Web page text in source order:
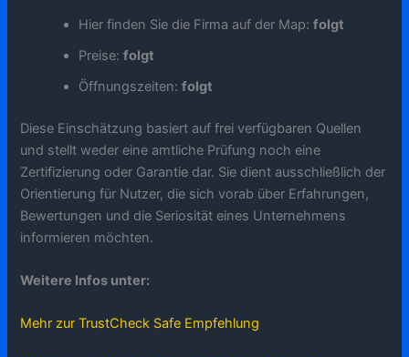
Hier finden Sie die Firma auf der Map:folgt
Preise:folgt
Öffnungszeiten:folgt
Diese Einschätzung basiert auf frei verfügbaren Quellen
und stellt weder eine amtliche Prüfung noch eine
Zertifizierung oder Garantie dar. Sie dient ausschließlich der
Orientierung für Nutzer, die sich vorab über Erfahrungen,
Bewertungen und die Seriosität eines Unternehmens
informieren möchten.
Weitere Infos unter:
Mehr zur TrustCheck Safe Empfehlung